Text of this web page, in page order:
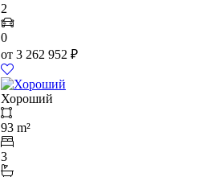
2
0
от 3 262 952 ₽
Хороший
93 m²
3